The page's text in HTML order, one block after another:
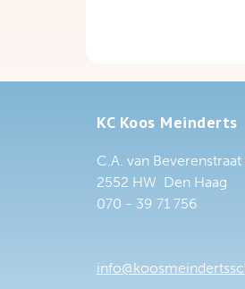
KC Koos Meinderts
C.A. van
2552 HW Den Haag
070 - 39 71 756